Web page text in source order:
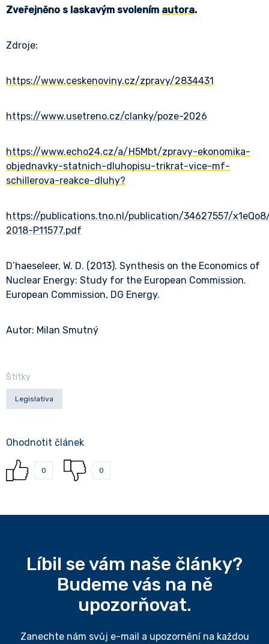
Zveřejněno s laskavým svolením autora.
Zdroje:
https://www.ceskenoviny.cz/zpravy/2834431
https://www.usetreno.cz/clanky/poze-2026
https://www.echo24.cz/a/H5Mbt/zpravy-ekonomika-
objednavky-statnich-dluhopisu-trikrat-vice-mf-
schillerova-reakce-dluhy?
https://publications.tno.nl/publication/34627557/
2018-P11577.pdf
D’haeseleer, W. D. (2013). Synthesis on the Economics of
Nuclear Energy: Study for the European Commission.
European Commission, DG Energy.
Autor: Milan Smutný
Štítky
Legislativa
Ohodnotit článek
0 0
Líbil se vám naše články?
Budeme vás na ně
upozorňovat.
Zanechte nám svůj e-mail a upozornění na každou